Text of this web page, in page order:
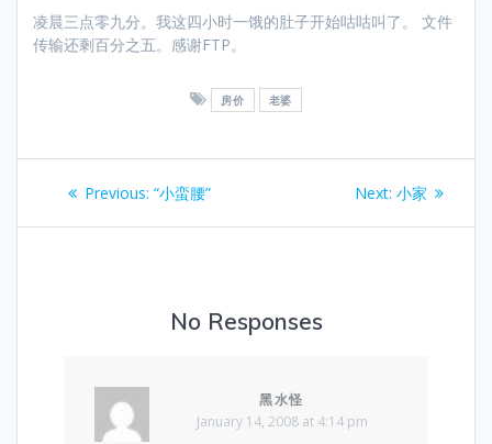
凌晨三点零九分。我这四小时一饿的肚子开始咕咕叫了。 文件
传输还剩百分之五。感谢FTP。
房价 老婆
Post
navigation
Previous: Previous
“小蛮腰” Next: Next
小家
No Responses
黑水怪
January 14, 2008 at 4:14 pm